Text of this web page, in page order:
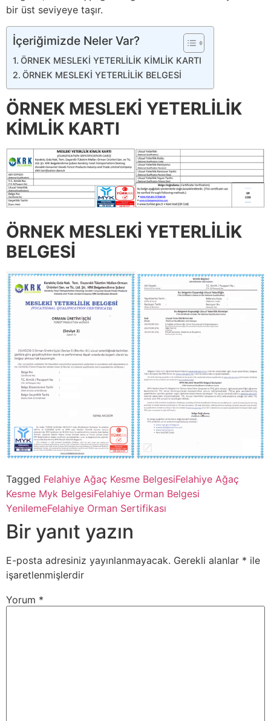
bir üst seviyeye taşır.
İçeriğimizde Neler Var?
ÖRNEK MESLEKİ YETERLİLİK KİMLİK KARTI
ÖRNEK MESLEKİ YETERLİLİK BELGESİ
ÖRNEK MESLEKİ YETERLİLİK
KİMLİK KARTI
ÖRNEK MESLEKİ YETERLİLİK
BELGESİ
Tagged Felahiye Ağaç Kesme BelgesiFelahiye Ağaç
Kesme Myk BelgesiFelahiye Orman Belgesi
YenilemeFelahiye Orman Sertifikası
Bir yanıt yazın
E-posta adresiniz yayınlanmayacak. Gerekli alanlar * ile
işaretlenmişlerdir
Yorum *